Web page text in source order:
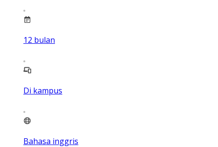
12 bulan
Di kampus
Bahasa inggris